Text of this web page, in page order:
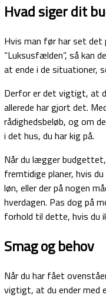
Hvad siger dit
Hvis man før har set
“Luksusfælden”, så kan
at ende i de situationer,
Derfor er det vigtigt, at
allerede har gjort det.
rådighedsbeløb, og om
i det hus, du har kig på.
Når du lægger
fremtidige planer, hvis
løn, eller der på nogen
hverdagen. Pas dog på
forhold til dette, hvis du
Smag og behov
Når du har fået
vigtigt, at du ender med